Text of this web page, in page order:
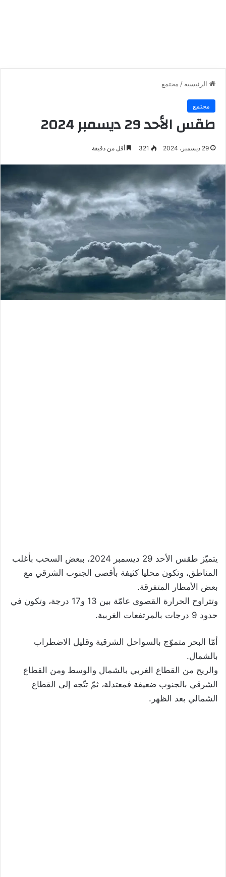
الرئيسية / مجتمع
مجتمع
طقس الأحد 29 ديسمبر 2024
29 ديسمبر، 2024 321 أقل من دقيقة
يتميّز طقس الأحد 29 ديسمبر 2024، ببعض السحب بأغلب
المناطق، وتكون محليا كثيفة بأقصى الجنوب الشرقي مع
بعض الأمطار المتفرقة.
وتتراوح الحرارة القصوى عامّة بين 13 و17 درجة، وتكون في
حدود 9 درجات بالمرتفعات الغربية.
أمّا البحر متموّج بالسواحل الشرقية وقليل الاضطراب
بالشمال.
والريح من القطاع الغربي بالشمال والوسط ومن القطاع
الشرقي بالجنوب ضعيفة فمعتدلة، ثمّ تتّجه إلى القطاع
الشمالي بعد الظهر.